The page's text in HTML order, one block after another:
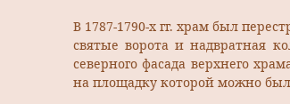
В 1787-1790-х гг. храм был
святые ворота и надвратная
северного фасада верхнего
на площадку которой можно